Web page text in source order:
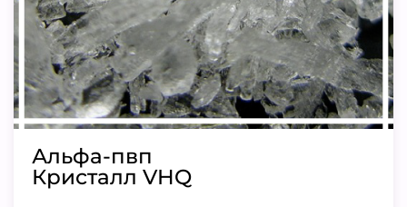
Альфа-пвп
Кристалл VHQ